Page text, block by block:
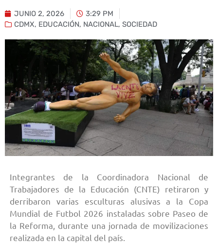
JUNIO 2, 2026
3:29 PM
CDMX, EDUCACIÓN, NACIONAL, SOCIEDAD
Integrantes de la Coordinadora Nacional de
Trabajadores de la Educación (CNTE) retiraron y
derribaron varias esculturas alusivas a la Copa
Mundial de Futbol 2026 instaladas sobre Paseo de
la Reforma, durante una jornada de movilizaciones
realizada en la capital del país.